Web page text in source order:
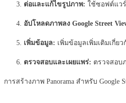
ต่อและแก้ไขรูปภาพ: ใช้ซอฟต์แว
อัปโหลดภาพลง Google Street
เพิ่มข้อมูล: เพิ่มข้อมูลเพิ่มเติมเกี่
ตรวจสอบและเผยแพร่: ตรวจสอบ
การสร้างภาพ Panorama สำหรับ